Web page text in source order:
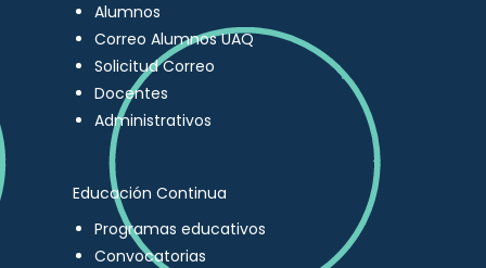
Alumnos
Correo Alumnos UAQ
Solicitud Correo
Docentes
Administrativos
Educación Continua
Programas educativos
Convocatorias